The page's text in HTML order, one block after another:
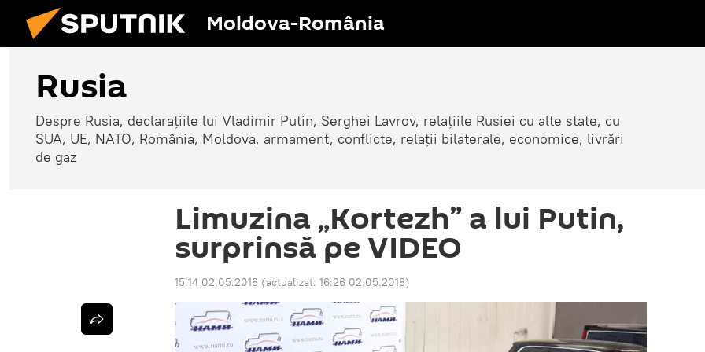
Moldova-România
Rusia
Despre Rusia, declarațiile lui Vladimir Putin, Serghei Lavrov, relațiile Rusiei cu alte state, cu
SUA, UE, NATO, România, Moldova, armament, conflicte, relații bilaterale, economice, livrări
de gaz
Limuzina „Kortezh” a lui Putin,
surprinsă pe VIDEO
15:14 02.05.2018 (actualizat: 16:26 02.05.2018)